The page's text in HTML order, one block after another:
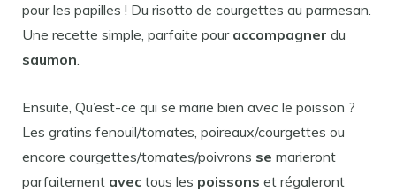
pour les papilles ! Du risotto de courgettes au parmesan.
Une recette simple, parfaite pour accompagner du
saumon.
Ensuite, Qu’est-ce qui se marie bien avec le poisson ?
Les gratins fenouil/tomates, poireaux/courgettes ou
encore courgettes/tomates/poivrons se marieront
parfaitement avec tous les poissons et régaleront